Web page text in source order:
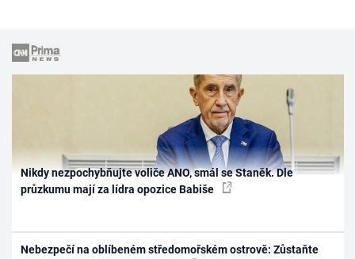
Nikdy nezpochybňujte voliče ANO, smál se Staněk. Dle
průzkumu mají za lídra opozice Babiše
Nebezpečí na oblíbeném středomořském ostrově: Zůstaňte